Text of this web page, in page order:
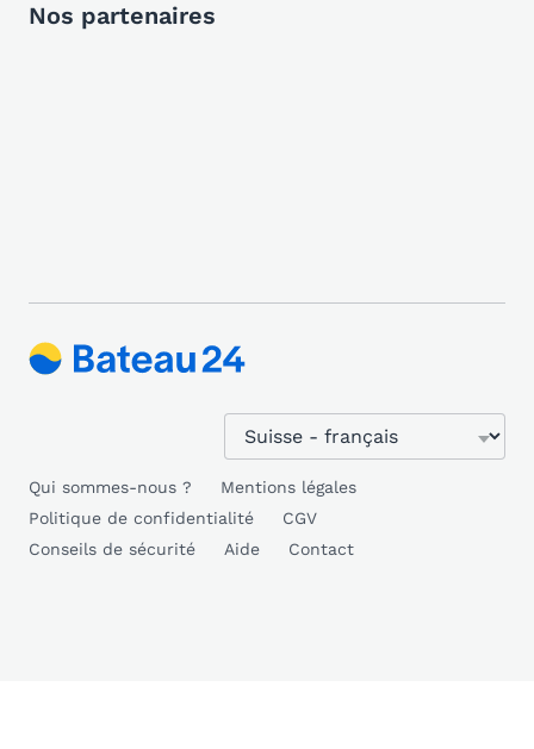
Nos partenaires
Qui sommes-nous ?
Mentions légales
Politique de confidentialité
CGV
Conseils de sécurité
Aide Contact